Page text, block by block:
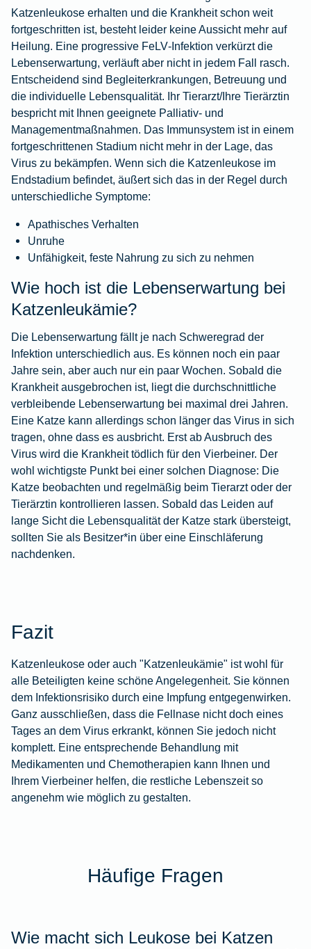
Katzenleukose erhalten und die Krankheit schon weit
fortgeschritten ist, besteht leider keine Aussicht mehr auf
Heilung. Eine progressive FeLV‑Infektion verkürzt die
Lebenserwartung, verläuft aber nicht in jedem Fall rasch.
Entscheidend sind Begleiterkrankungen, Betreuung und
die individuelle Lebensqualität. Ihr Tierarzt/Ihre Tierärztin
bespricht mit Ihnen geeignete Palliativ‑ und
Managementmaßnahmen. Das Immunsystem ist in einem
fortgeschrittenen Stadium nicht mehr in der Lage, das
Virus zu bekämpfen. Wenn sich die Katzenleukose im
Endstadium befindet, äußert sich das in der Regel durch
unterschiedliche Symptome:
Apathisches Verhalten
Unruhe
Unfähigkeit, feste Nahrung zu sich zu nehmen
Wie hoch ist die Lebenserwartung bei
Katzenleukämie?
Die Lebenserwartung fällt je nach Schweregrad der
Infektion unterschiedlich aus. Es können noch ein paar
Jahre sein, aber auch nur ein paar Wochen. Sobald die
Krankheit ausgebrochen ist, liegt die durchschnittliche
verbleibende Lebenserwartung bei maximal drei Jahren.
Eine Katze kann allerdings schon länger das Virus in sich
tragen, ohne dass es ausbricht. Erst ab Ausbruch des
Virus wird die Krankheit tödlich für den Vierbeiner. Der
wohl wichtigste Punkt bei einer solchen Diagnose: Die
Katze beobachten und regelmäßig beim Tierarzt oder der
Tierärztin kontrollieren lassen. Sobald das Leiden auf
lange Sicht die Lebensqualität der Katze stark übersteigt,
sollten Sie als Besitzer*in über eine Einschläferung
nachdenken.
Fazit
Katzenleukose oder auch "Katzenleukämie" ist wohl für
alle Beteiligten keine schöne Angelegenheit. Sie können
dem Infektionsrisiko durch eine Impfung entgegenwirken.
Ganz ausschließen, dass die Fellnase nicht doch eines
Tages an dem Virus erkrankt, können Sie jedoch nicht
komplett. Eine entsprechende Behandlung mit
Medikamenten und Chemotherapien kann Ihnen und
Ihrem Vierbeiner helfen, die restliche Lebenszeit so
angenehm wie möglich zu gestalten.
Häufige Fragen
Wie macht sich Leukose bei Katzen